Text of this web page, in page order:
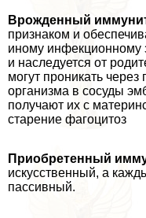
Врожденный
признаком и
иному инфекционному
и наследуется от
могут проникать через
организма в сосуды
получают их с
старение фагоцитоз
Приобретенный
искусственный, а
пассивный.